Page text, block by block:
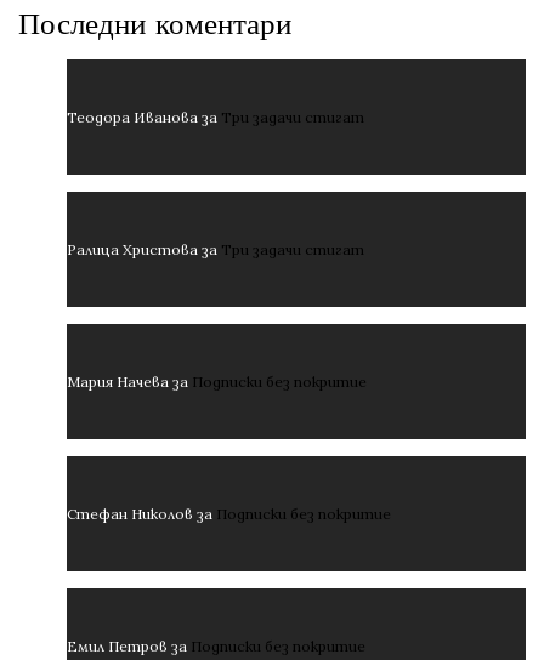
Последни коментари
Теодора Иванова за Три задачи стигат
Ралица Христова за Три задачи стигат
Мария Начева за Подписки без покритие
Стефан Николов за Подписки без покритие
Емил Петров за Подписки без покритие